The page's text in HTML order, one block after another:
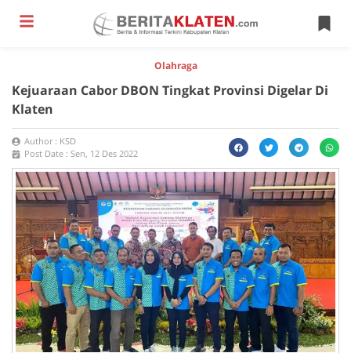
Olahraga
Kejuaraan Cabor DBON Tingkat Provinsi Digelar Di
Klaten
Author : KSD
Post Date : Sen, 12 Des 2022